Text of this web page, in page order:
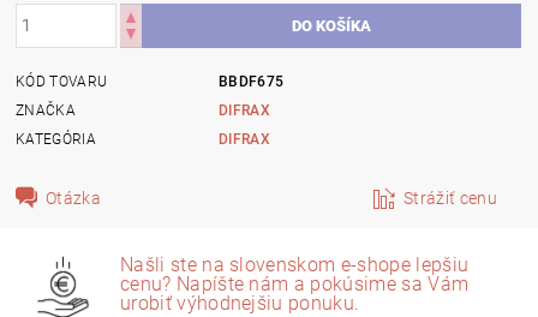
KÓD TOVARU
BBDF675
ZNAČKA
DIFRAX
KATEGÓRIA
DIFRAX
Otázka Strážiť cenu
Našli ste na slovenskom e-shope lepšiu
cenu? Napíšte nám a pokúsime sa Vám
urobiť výhodnejšiu ponuku.